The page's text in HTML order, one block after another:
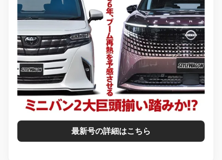
最新号の詳細はこちら